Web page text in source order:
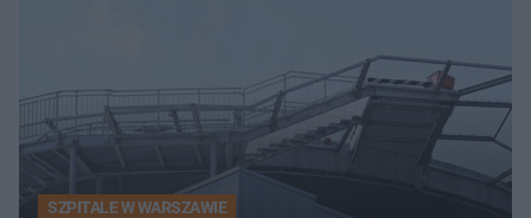
SZPITALE W WARSZAWIE